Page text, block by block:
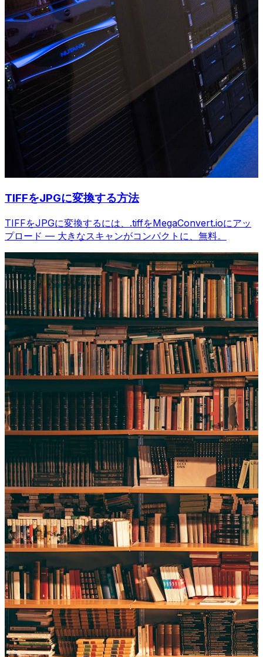
TIFFをJPGに変換する方法
TIFFをJPGに変換するには、.tiffをMegaConvert.ioにアッ
プロード — 大きなスキャンがコンパクトに、無料。